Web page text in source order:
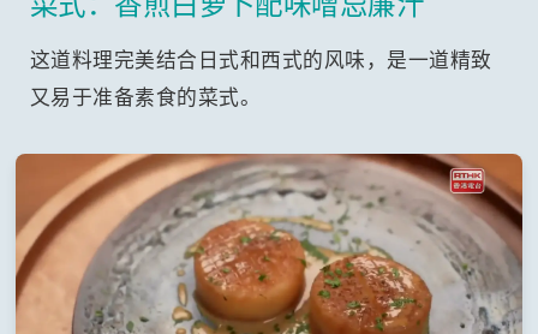
这道料理完美结合日式和西式的风味，是一道精致
又易于准备素食的菜式。